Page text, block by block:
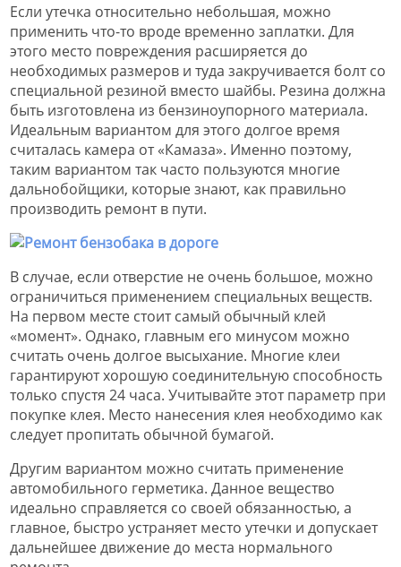
Если утечка относительно небольшая, можно
применить что-то вроде временно заплатки. Для
этого место повреждения расширяется до
необходимых размеров и туда закручивается болт со
специальной резиной вместо шайбы. Резина должна
быть изготовлена из бензиноупорного материала.
Идеальным вариантом для этого долгое время
считалась камера от «Камаза». Именно поэтому,
таким вариантом так часто пользуются многие
дальнобойщики, которые знают, как правильно
производить ремонт в пути.
В случае, если отверстие не очень большое, можно
ограничиться применением специальных веществ.
На первом месте стоит самый обычный клей
«момент». Однако, главным его минусом можно
считать очень долгое высыхание. Многие клеи
гарантируют хорошую соединительную способность
только спустя 24 часа. Учитывайте этот параметр при
покупке клея. Место нанесения клея необходимо как
следует пропитать обычной бумагой.
Другим вариантом можно считать применение
автомобильного герметика. Данное вещество
идеально справляется со своей обязанностью, а
главное, быстро устраняет место утечки и допускает
дальнейшее движение до места нормального